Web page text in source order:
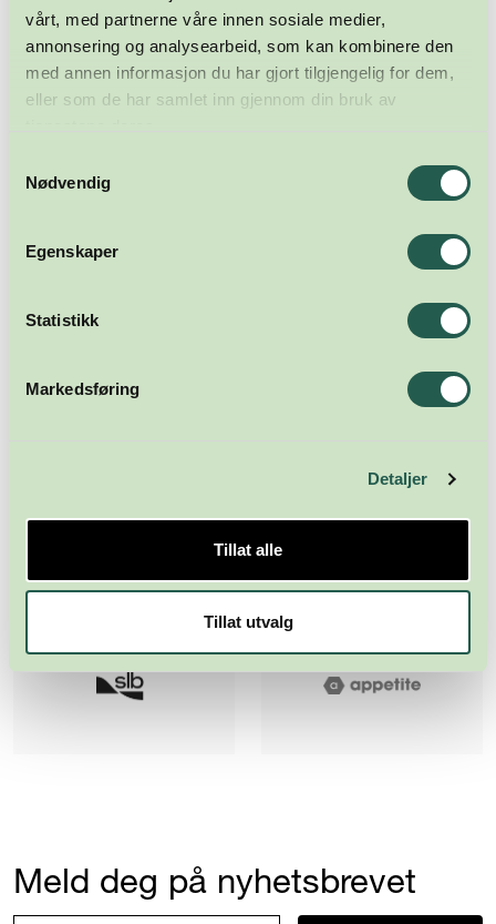
vårt, med partnerne våre innen sosiale medier,
annonsering og analysearbeid, som kan kombinere den
med annen informasjon du har gjort tilgjengelig for dem,
eller som de har samlet inn gjennom din bruk av
Nødvendig
Egenskaper
Statistikk
Markedsføring
Detaljer
Tillat alle
Tillat utvalg
Meld deg på nyhetsbrevet